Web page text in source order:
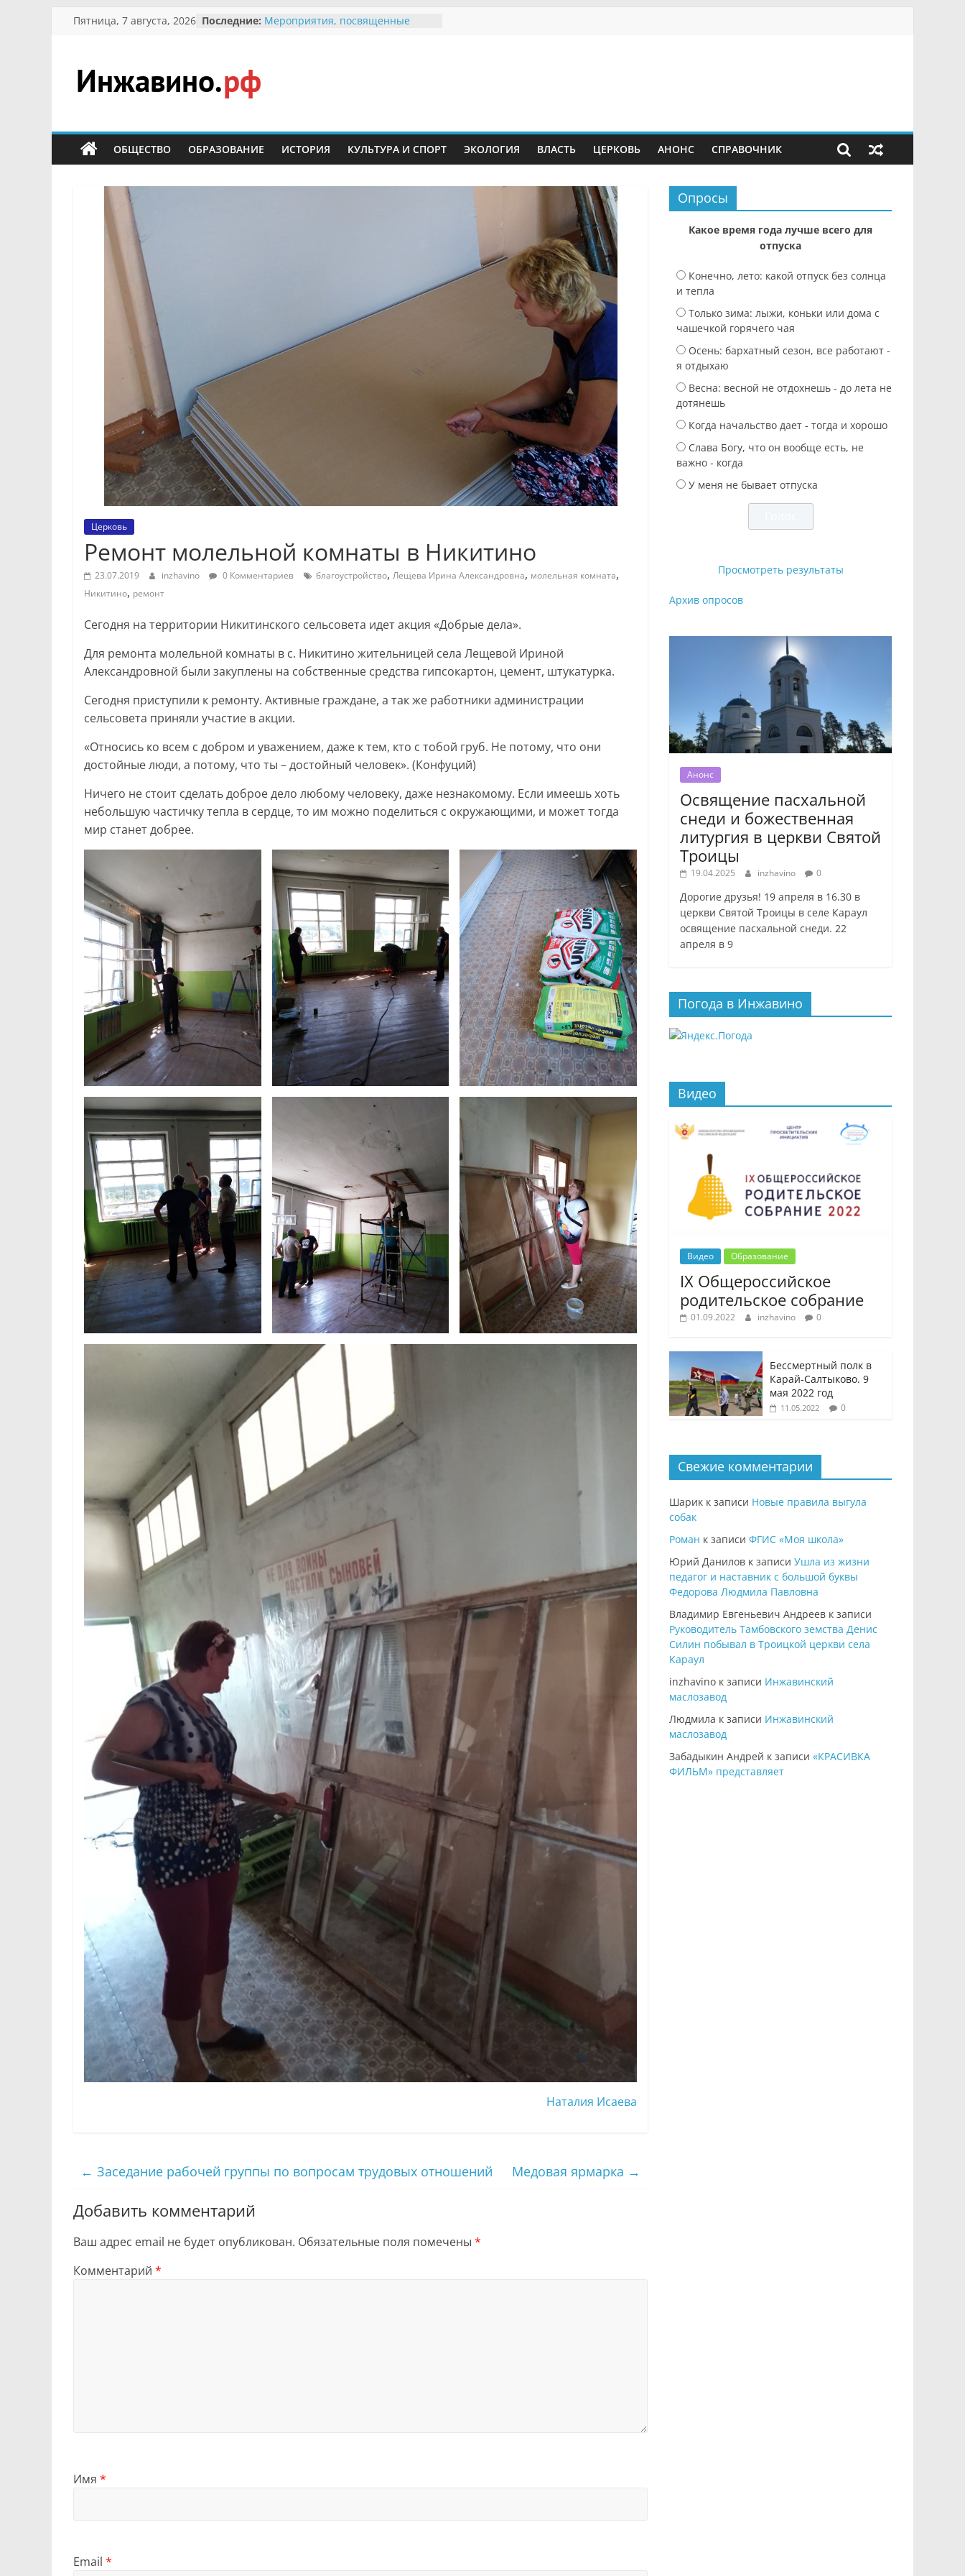
Перейти
Пятница, 7 августа, 2026 Последние: Мероприятия, посвященные
Безопасность в сети Интернет
Ученики приняли участие в
мероприятии «Сохраним
Инжавино.рф
сельский
портал
ОБЩЕСТВО ОБРАЗОВАНИЕ ИСТОРИЯ КУЛЬТУРА И СПОРТ ЭКОЛОГИЯ ВЛАСТЬ ЦЕРКОВЬ АНОНС СПРАВОЧНИК
Церковь
Ремонт молельной комнаты в Никитино
23.07.2019 inzhavino 0 Комментариев благоустройство, Лещева Ирина Александровна, молельная комната,
Никитино, ремонт
Сегодня на территории Никитинского сельсовета идет акция «Добрые дела».
Для ремонта молельной комнаты в с. Никитино жительницей села Лещевой Ириной
Александровной были закуплены на собственные средства гипсокартон, цемент, штукатурка.
Сегодня приступили к ремонту. Активные граждане, а так же работники администрации
сельсовета приняли участие в акции.
«Относись ко всем с добром и уважением, даже к тем, кто с тобой груб. Не потому, что они
достойные люди, а потому, что ты – достойный человек». (Конфуций)
Ничего не стоит сделать доброе дело любому человеку, даже незнакомому. Если имеешь хоть
небольшую частичку тепла в сердце, то им можно поделиться с окружающими, и может тогда
мир станет добрее.
Наталия Исаева
← Заседание рабочей группы по вопросам трудовых отношений Медовая ярмарка →
Добавить комментарий
Ваш адрес email не будет опубликован. Обязательные поля помечены *
Комментарий *
Имя *
Email *
Опросы
Какое время года лучше всего для
отпуска
Конечно, лето: какой отпуск без солнца
и тепла
Только зима: лыжи, коньки или дома с
чашечкой горячего чая
Осень: бархатный сезон, все работают -
я отдыхаю
Весна: весной не отдохнешь - до лета не
дотянешь
Когда начальство дает - тогда и хорошо
Слава Богу, что он вообще есть, не
важно - когда
У меня не бывает отпуска
Просмотреть результаты
Архив опросов
Анонс
Освящение пасхальной
снеди и божественная
литургия в церкви Святой
Троицы
19.04.2025 inzhavino 0
Дорогие друзья! 19 апреля в 16.30 в
церкви Святой Троицы в селе Караул
освящение пасхальной снеди. 22
апреля в 9
Погода в Инжавино
Видео
Видео Образование
IX Общероссийское
родительское собрание
01.09.2022 inzhavino 0
Бессмертный полк в
Карай-Салтыково. 9
мая 2022 год
11.05.2022 0
Свежие комментарии
Шарик к записи Новые правила выгула
собак
Роман к записи ФГИС «Моя школа»
Юрий Данилов к записи Ушла из жизни
педагог и наставник с большой буквы
Федорова Людмила Павловна
Владимир Евгеньевич Андреев к записи
Руководитель Тамбовского земства Денис
Силин побывал в Троицкой церкви села
Караул
inzhavino к записи Инжавинский
маслозавод
Людмила к записи Инжавинский
маслозавод
Забадыкин Андрей к записи «КРАСИВКА
ФИЛЬМ» представляет